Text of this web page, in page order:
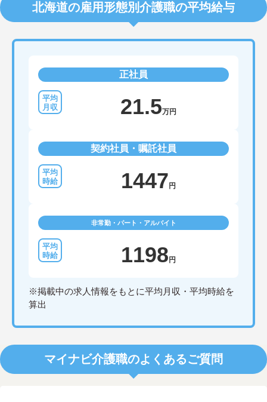
北海道の雇用形態別介護職の平均給与
正社員
21.5万円
契約社員・嘱託社員
1447 円
非常勤・パート・アルバイト
1198 円
※掲載中の求人情報をもとに平均月収・平均時給を
算出
マイナビ介護職のよくあるご質問